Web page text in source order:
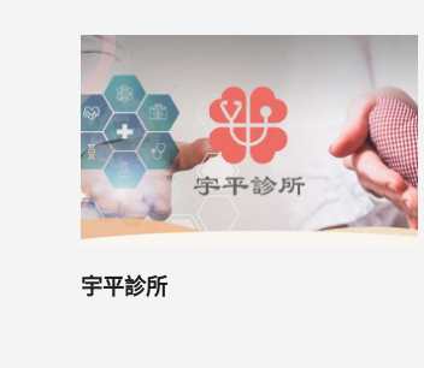
宇平診所